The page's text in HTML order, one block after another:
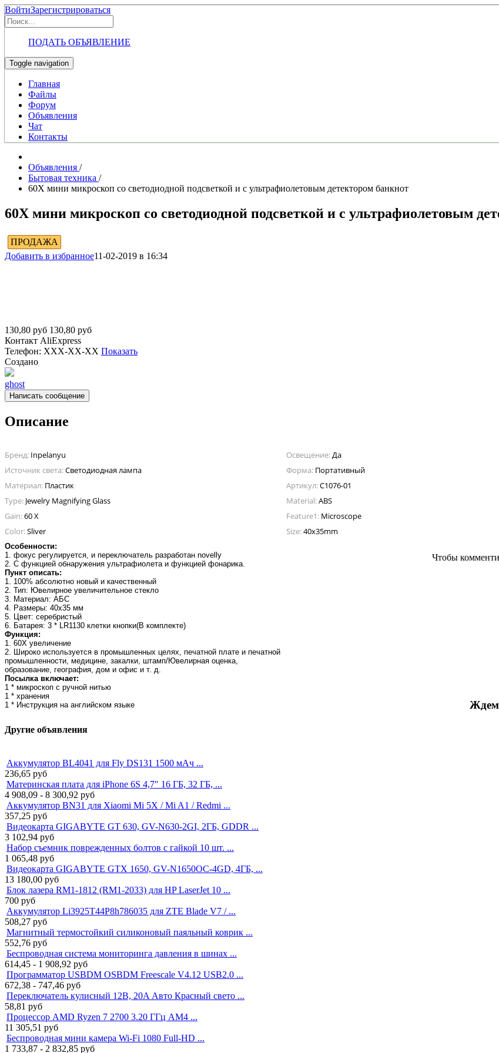
ВойтиЗарегистрироваться
ПОДАТЬ ОБЪЯВЛЕНИЕ
Toggle navigation
Главная
Файлы
Форум
Объявления
Чат
Контакты
Объявления /
Бытовая техника /
60X мини микроскоп со светодиодной подсветкой и с ультрафиолетовым детектором банкнот
60X мини микроскоп со светодиодной подсветкой и с ультрафиолетовым
ПРОДАЖА
Добавить в избранное11-02-2019 в 16:34
130,80 руб 130,80 руб
Контакт AliExpress
Телефон: XXX-XX-XX Показать
Создано
ghost
Написать сообщение
Описание
Бренд: Inpelanyu Освещение:Да
Источник света:Светодиодная лампа Форма: Портативный
Материал: Пластик Артикул:C1076-01
Type: Jewelry Magnifying Glass Material:ABS
Gain:60 X Feature1: Microscope
Color:Sliver Size:40x35mm
Особенности:
1. фокус регулируется, и переключатель разработан novelly
2. С функцией обнаружения ультрафиолета и функцией фонарика.
Пункт описать:
1. 100% абсолютно новый и качественный
2. Тип: Ювелирное увеличительное стекло
3. Материал: АБС
4. Размеры: 40x35 мм
5. Цвет: серебристый
6. Батарея: 3 * LR1130 клетки кнопки(В комплекте)
Функция:
1. 60X увеличение
2. Широко используется в промышленных целях, печатной плате и печатной
промышленности, медицине, закалки, штамп/Ювелирная оценка,
образование, география, дом и офис и т. д.
Посылка включает:
1 * микроскоп с ручной нитью
1 * хранения
1 * Инструкция на английском языке
Чтобы
Ждем
Другие объявления
Аккумулятор BL4041 для Fly DS131 1500 мАч ...
236,65 руб
Материнская плата для iPhone 6S 4,7" 16 ГБ, 32 ГБ, ...
4 908,09 - 8 300,92 руб
Аккумулятор BN31 для Xiaomi Mi 5X / Mi A1 / Redmi ...
357,25 руб
Видеокарта GIGABYTE GT 630, GV-N630-2GI, 2ГБ, GDDR ...
3 102,94 руб
Набор съемник поврежденных болтов с гайкой 10 шт. ...
1 065,48 руб
Видеокарта GIGABYTE GTX 1650, GV-N1650OC-4GD, 4ГБ, ...
13 180,00 руб
Блок лазера RM1-1812 (RM1-2033) для HP LaserJet 10 ...
700 руб
Аккумулятор Li3925T44P8h786035 для ZTE Blade V7 / ...
508,27 руб
Магнитный термостойкий силиконовый паяльный коврик ...
552,76 руб
Беспроводная система мониторинга давления в шинах ...
614,45 - 1 908,92 руб
Программатор USBDM OSBDM Freescale V4.12 USB2.0 ...
672,38 - 747,46 руб
Переключатель кулисный 12В, 20A Авто Красный свето ...
58,81 руб
Процессор AMD Ryzen 7 2700 3.20 ГГц AM4 ...
11 305,51 руб
Беспроводная мини камера Wi-Fi 1080 Full-HD ...
1 733,87 - 2 832,85 руб